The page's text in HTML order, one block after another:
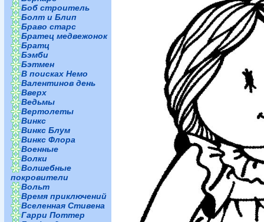
Боб строитель
Болт и Блип
Браво старс
Братец медвежонок
Братц
Бэмби
Бэтмен
В поисках Немо
Валентинов день
Вверх
Ведьмы
Вертолеты
Винкс
Винкс Блум
Винкс Флора
Военные
Волки
Волшебные
покровители
Вольт
Время приключений
Вселенная Стивена
Гарри Поттер